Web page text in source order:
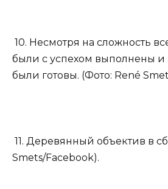
10. Несмотря на сложность
были с успехом выполнены и
были готовы. (Фото: René
11. Деревянный объектив в
Smets/Facebook).